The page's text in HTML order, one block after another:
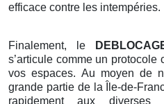
efficace contre les intempéries.
Finalement, le
s’articule comme un protocole
vos espaces. Au moyen de
grande partie de la Île-de-
rapidement aux diverses